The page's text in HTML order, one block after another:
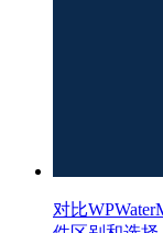
对比